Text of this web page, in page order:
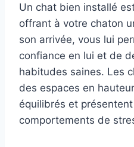
Un chat bien installé
offrant à votre chaton
son arrivée, vous lui
confiance en lui et de
habitudes saines. Les
des espaces en
équilibrés et
comportements de